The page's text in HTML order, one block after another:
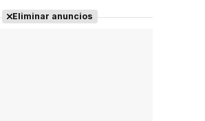
Eliminar anuncios